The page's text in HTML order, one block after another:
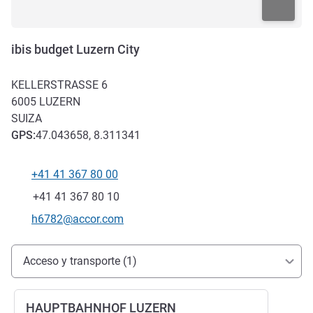
ibis budget Luzern City
KELLERSTRASSE 6
6005 LUZERN
SUIZA
GPS:47.043658, 8.311341
Teléfono
+41 41 367 80 00
Fax
+41 41 367 80 10
Correo electrónico de contacto
h6782@accor.com
Acceso y transporte
Acceso y transporte (1)
HAUPTBAHNHOF LUZERN